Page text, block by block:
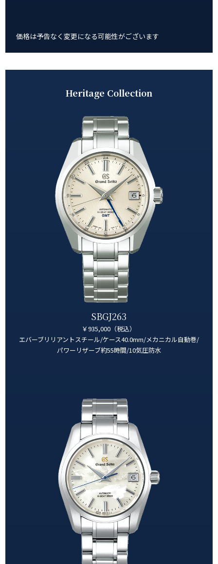
価格は予告なく変更になる可能性がございます
Heritage Collection
SBGJ263
￥935,000（税込）
エバーブリリアントスチール/ケース40.0mm/メカニカル自動巻/
パワーリザーブ約55時間/10気圧防水